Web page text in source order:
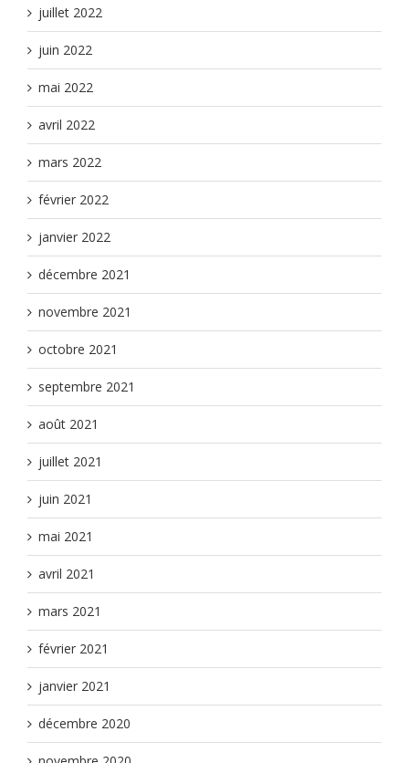
juillet 2022
juin 2022
mai 2022
avril 2022
mars 2022
février 2022
janvier 2022
décembre 2021
novembre 2021
octobre 2021
septembre 2021
août 2021
juillet 2021
juin 2021
mai 2021
avril 2021
mars 2021
février 2021
janvier 2021
décembre 2020